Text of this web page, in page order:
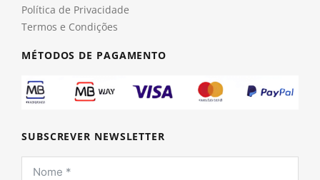
Política de Privacidade
Termos e Condições
MÉTODOS DE PAGAMENTO
SUBSCREVER NEWSLETTER